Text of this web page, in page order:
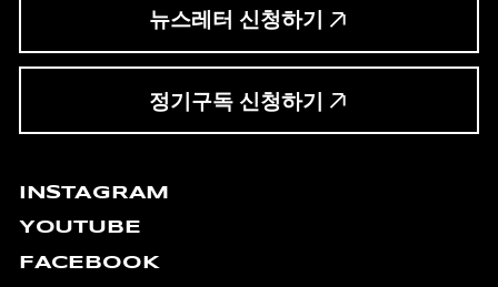
뉴스레터 신청하기
정기구독 신청하기
INSTAGRAM
YOUTUBE
FACEBOOK